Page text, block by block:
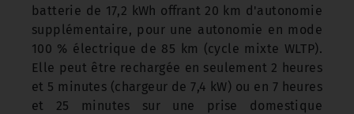
batterie de 17,2 kWh offrant 20 km d'autonomie
supplémentaire, pour une autonomie en mode
100 % électrique de 85 km (cycle mixte WLTP).
Elle peut être rechargée en seulement 2 heures
et 5 minutes (chargeur de 7,4 kW) ou en 7 heures
et 25 minutes sur une prise domestique